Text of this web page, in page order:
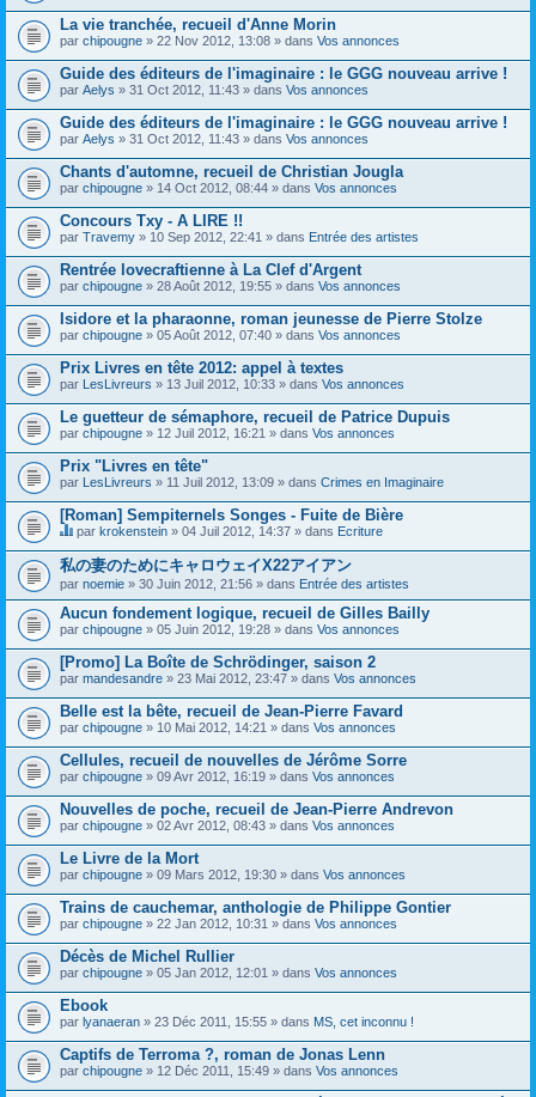
La vie tranchée, recueil d'Anne Morin
par chipougne » 22 Nov 2012, 13:08 » dans Vos annonces
Guide des éditeurs de l'imaginaire : le GGG nouveau arrive !
par Aelys » 31 Oct 2012, 11:43 » dans Vos annonces
Guide des éditeurs de l'imaginaire : le GGG nouveau arrive !
par Aelys » 31 Oct 2012, 11:43 » dans Vos annonces
Chants d'automne, recueil de Christian Jougla
par chipougne » 14 Oct 2012, 08:44 » dans Vos annonces
Concours Txy - A LIRE !!
par Travemy » 10 Sep 2012, 22:41 » dans Entrée des artistes
Rentrée lovecraftienne à La Clef d'Argent
par chipougne » 28 Août 2012, 19:55 » dans Vos annonces
Isidore et la pharaonne, roman jeunesse de Pierre Stolze
par chipougne » 05 Août 2012, 07:40 » dans Vos annonces
Prix Livres en tête 2012: appel à textes
par LesLivreurs » 13 Juil 2012, 10:33 » dans Vos annonces
Le guetteur de sémaphore, recueil de Patrice Dupuis
par chipougne » 12 Juil 2012, 16:21 » dans Vos annonces
Prix "Livres en tête"
par LesLivreurs » 11 Juil 2012, 13:09 » dans Crimes en Imaginaire
[Roman] Sempiternels Songes - Fuite de Bière
C
e
s
u
j
e
t
o
n
t
i
e
n
t
u
n
o
n
d
a
g
e
par krokenstein » 04 Juil 2012, 14:37 » dans Ecriture
私の妻のためにキャロウェイX22アイアン
par noemie » 30 Juin 2012, 21:56 » dans Entrée des artistes
Aucun fondement logique, recueil de Gilles Bailly
par chipougne » 05 Juin 2012, 19:28 » dans Vos annonces
[Promo] La Boîte de Schrödinger, saison 2
par mandesandre » 23 Mai 2012, 23:47 » dans Vos annonces
Belle est la bête, recueil de Jean-Pierre Favard
par chipougne » 10 Mai 2012, 14:21 » dans Vos annonces
Cellules, recueil de nouvelles de Jérôme Sorre
par chipougne » 09 Avr 2012, 16:19 » dans Vos annonces
Nouvelles de poche, recueil de Jean-Pierre Andrevon
par chipougne » 02 Avr 2012, 08:43 » dans Vos annonces
Le Livre de la Mort
par chipougne » 09 Mars 2012, 19:30 » dans Vos annonces
Trains de cauchemar, anthologie de Philippe Gontier
par chipougne » 22 Jan 2012, 10:31 » dans Vos annonces
Décès de Michel Rullier
par chipougne » 05 Jan 2012, 12:01 » dans Vos annonces
Ebook
par lyanaeran » 23 Déc 2011, 15:55 » dans MS, cet inconnu !
Captifs de Terroma ?, roman de Jonas Lenn
par chipougne » 12 Déc 2011, 15:49 » dans Vos annonces